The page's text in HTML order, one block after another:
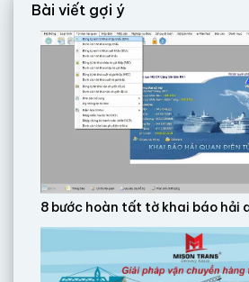
Bài viết gợi ý
8 bước hoàn tất tờ khai báo hải